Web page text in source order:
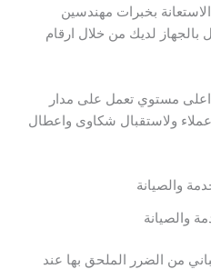
بخبرات مهندسين
لديك من خلال ارقام
مستوي تعمل على مدار
ولاستقبال شكاوى واعطال
والصيانة
من الضرر الملحق بها عند